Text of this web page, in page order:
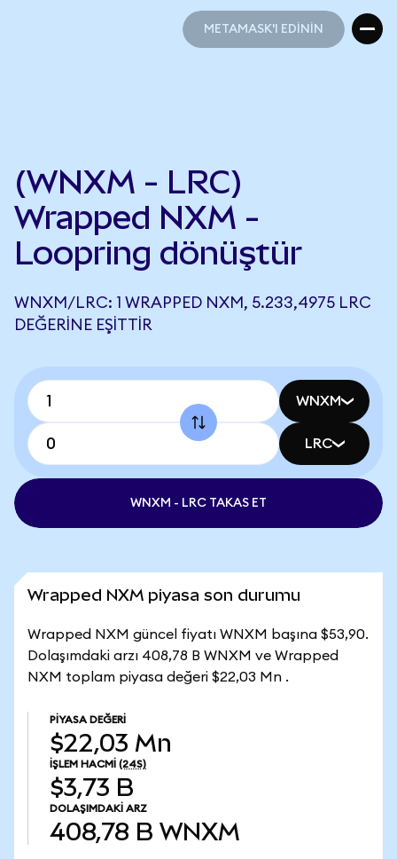
METAMASK'I EDİNİN
(WNXM - LRC)
Wrapped NXM -
Loopring dönüştür
WNXM/LRC: 1 WRAPPED NXM, 5.233,4975 LRC
DEĞERINE EŞITTIR
WNXM
LRC
WNXM - LRC TAKAS ET
Wrapped NXM piyasa son durumu
Wrapped NXM güncel fiyatı WNXM başına $53,90.
Dolaşımdaki arzı 408,78 B WNXM ve Wrapped
NXM toplam piyasa değeri $22,03 Mn .
PIYASA DEĞERI
$22,03 Mn
İŞLEM HACMI (24S)
$3,73 B
DOLAŞIMDAKI ARZ
408,78 B WNXM